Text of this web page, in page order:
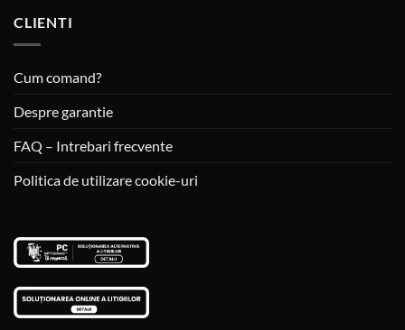
CLIENTI
Cum comand?
Despre garantie
FAQ – Intrebari frecvente
Politica de utilizare cookie-uri